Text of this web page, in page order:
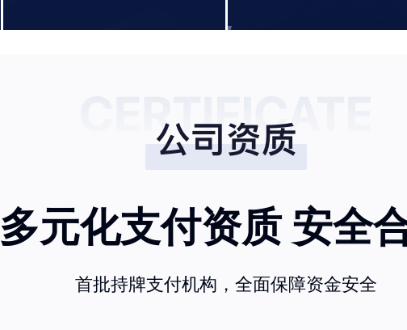
多元化支付资质 安全
首批持牌支付机构，全面保障资金安全